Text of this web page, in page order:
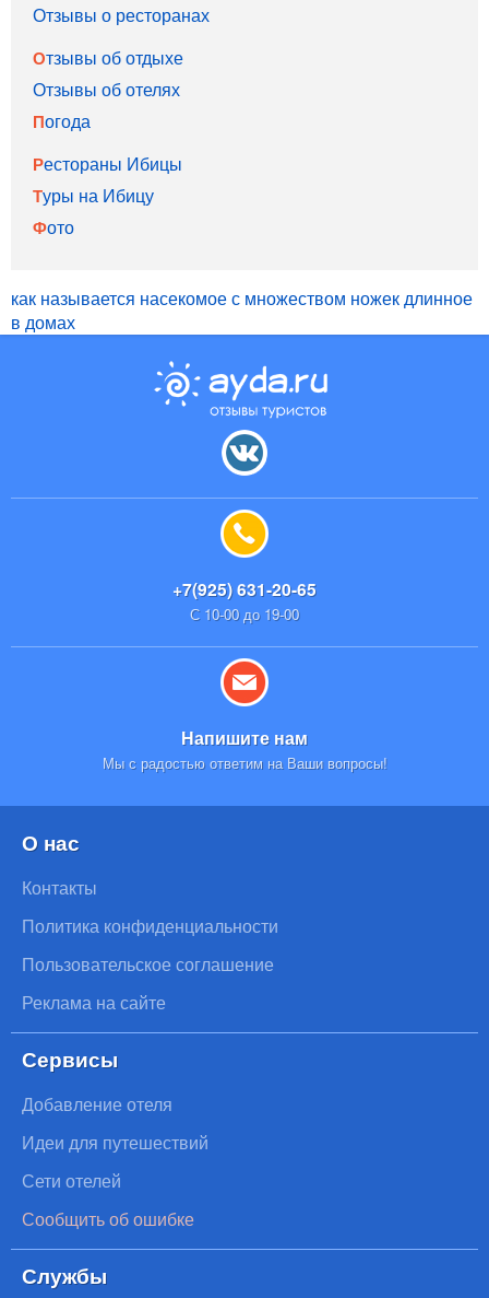
Отзывы о ресторанах
Отзывы об отдыхе
Отзывы об отелях
Погода
Рестораны Ибицы
Туры на Ибицу
Фото
как называется насекомое с множеством ножек длинное
в домах
+7(925) 631-20-65
С 10-00 до 19-00
Напишите нам
Мы с радостью ответим на Ваши вопросы!
О нас
Контакты
Политика конфиденциальности
Пользовательское соглашение
Реклама на сайте
Сервисы
Добавление отеля
Идеи для путешествий
Сети отелей
Сообщить об ошибке
Службы